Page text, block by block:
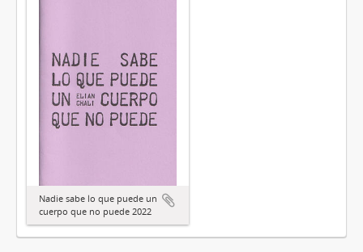
Nadie sabe lo que puede un
cuerpo que no puede 2022